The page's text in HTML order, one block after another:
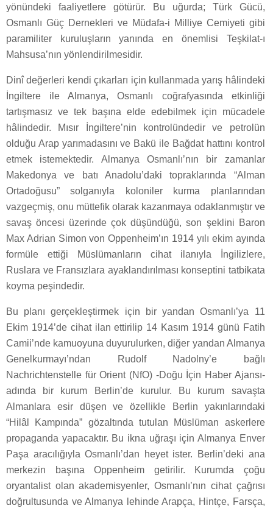
yönündeki faaliyetlere götürür. Bu uğurda; Türk Gücü,
Osmanlı Güç Dernekleri ve Müdafa-i Milliye Cemiyeti gibi
paramiliter kuruluşların yanında en önemlisi Teşkilat-ı
Mahsusa’nın yönlendirilmesidir.
Dinî değerleri kendi çıkarları için kullanmada yarış hâlindeki
İngiltere ile Almanya, Osmanlı coğrafyasında etkinliği
tartışmasız ve tek başına elde edebilmek için mücadele
hâlindedir. Mısır İngiltere’nin kontrolündedir ve petrolün
olduğu Arap yarımadasını ve Bakü ile Bağdat hattını kontrol
etmek istemektedir. Almanya Osmanlı’nın bir zamanlar
Makedonya ve batı Anadolu’daki topraklarında “Alman
Ortadoğusu” solganıyla koloniler kurma planlarından
vazgeçmiş, onu müttefik olarak kazanmaya odaklanmıştır ve
savaş öncesi üzerinde çok düşündüğü, son şeklini Baron
Max Adrian Simon von Oppenheim’ın 1914 yılı ekim ayında
formüle ettiği Müslümanların cihat ilanıyla İngilizlere,
Ruslara ve Fransızlara ayaklandırılması konseptini tatbikata
koyma peşindedir.
Bu planı gerçekleştirmek için bir yandan Osmanlı’ya 11
Ekim 1914’de cihat ilan ettirilip 14 Kasım 1914 günü Fatih
Camii’nde kamuoyuna duyurulurken, diğer yandan Almanya
Genelkurmayı’ndan Rudolf Nadolny’e bağlı
Nachrichtenstelle für Orient (NfO) -Doğu İçin Haber Ajansı-
adında bir kurum Berlin’de kurulur. Bu kurum savaşta
Almanlara esir düşen ve özellikle Berlin yakınlarındaki
“Hilâl Kampında” gözaltında tutulan Müslüman askerlere
propaganda yapacaktır. Bu ikna uğraşı için Almanya Enver
Paşa aracılığıyla Osmanlı’dan heyet ister. Berlin’deki ana
merkezin başına Oppenheim getirilir. Kurumda çoğu
oryantalist olan akademisyenler, Osmanlı’nın cihat çağrısı
doğrultusunda ve Almanya lehinde Arapça, Hintçe, Farsça,